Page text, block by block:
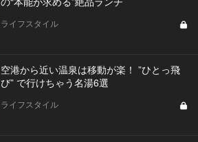
ライフスタイル
空港から近い温泉は移動が楽！ ”ひとっ飛
び” で行けちゃう名湯6選
ライフスタイル